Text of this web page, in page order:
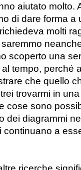
aiutato molto.
di dare forma a
molti
scoperto una
tempo, perché
che quello
trovarmi in
cose sono
dei diagrammi
a